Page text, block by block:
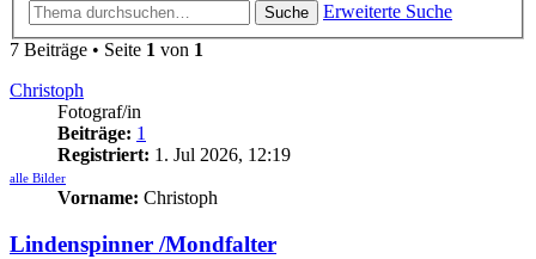
Suche
Erweiterte Suche
7 Beiträge • Seite 1 von 1
Christoph
Fotograf/in
Beiträge: 1
Registriert: 1. Jul 2026, 12:19
alle Bilder
Vorname: Christoph
Lindenspinner /Mondfalter